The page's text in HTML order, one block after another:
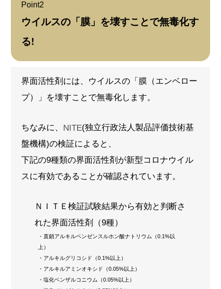
Point2
ウイルスの「膜」を壊すことで無毒化す
る!
界面活性剤には、ウイルスの「膜（エンベロー
プ）」を壊すことで無毒化します。
ちなみに、 NITE(独立行政法人製品評価技術基
盤機構)の検証によると、
下記の9種類の界面活性剤が新型コロナウイル
スに有効であることが確認されています。
ＮＩＴＥ検証試験結果から有効と判断さ
れた界面活性剤（9種）
・直鎖アルキルベンゼンスルホン酸ナトリウム（0.1%以
上）
・アルキルグリコシド（0.1%以上）
・アルキルアミンオキシド（0.05%以上）
・塩化ベンザルコニウム（0.05%以上）